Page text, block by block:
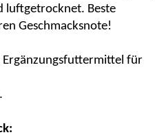
luftgetrocknet. Beste
Geschmacksnote!
Ergänzungsfuttermittel für